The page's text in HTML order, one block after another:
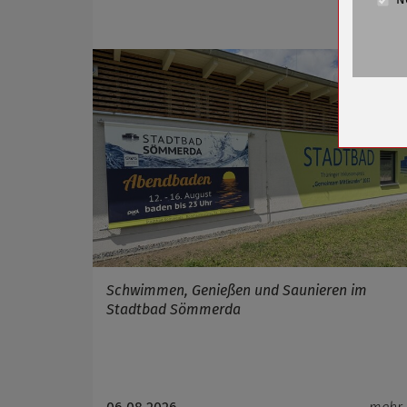
Schwimmen, Genießen und Saunieren im
Stadtbad Sömmerda
Name
Anbieter
Cookie
Name